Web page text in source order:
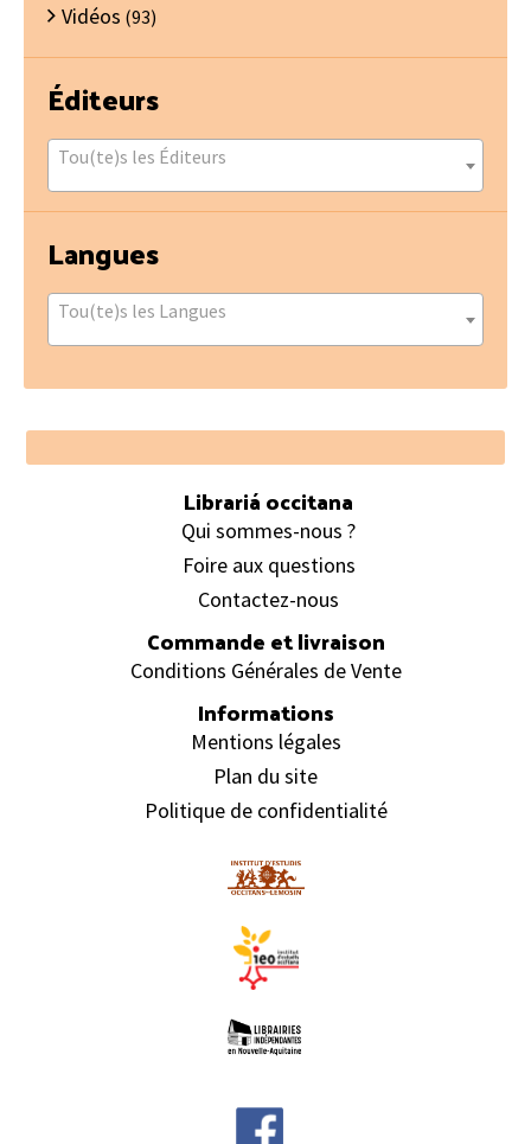
Vidéos (93)
Éditeurs
Tou(te)s les Éditeurs
Langues
Tou(te)s les Langues
Footer
Librariá occitana
Qui sommes-nous ?
Foire aux questions
Contactez-nous
Commande et livraison
Conditions Générales de Vente
Informations
Mentions légales
Plan du site
Politique de confidentialité